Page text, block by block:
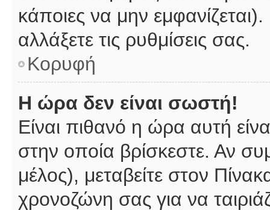
κάποιες να μην
αλλάξετε τις ρυθμίσεις σας.
Κορυφή
Η ώρα δεν είναι σωστή!
Είναι πιθανό η ώρα αυτή
στην οποία βρίσκεστε. Αν
μέλος), μεταβείτε στον
χρονοζώνη σας για να